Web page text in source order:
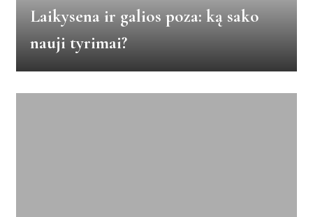
Laikysena ir galios poza: ką sako
nauji tyrimai?